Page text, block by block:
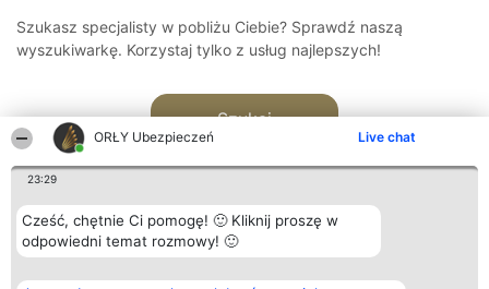
ORŁY Ubezpieczeń Live chat
23:29
Cześć, chętnie Ci pomogę! 🙂 Kliknij proszę w
odpowiedni temat rozmowy! 🙂
Szukasz specjalisty w pobliżu Ciebie? Sprawdź naszą
wyszukiwarkę. Korzystaj tylko z usług najlepszych!
Szukaj
Organizator plebiscytu Plebiscyt Kontakt